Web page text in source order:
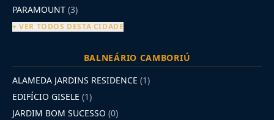
PARAMOUNT (3)
+ VER TODOS DESTA CIDADE
BALNEÁRIO CAMBORIÚ
ALAMEDA JARDINS RESIDENCE (1)
EDIFÍCIO GISELE (1)
JARDIM BOM SUCESSO (0)